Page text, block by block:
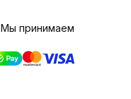
Мы принимаем